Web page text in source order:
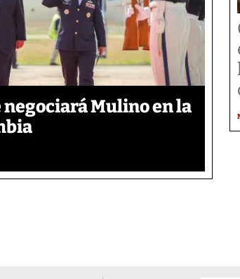
Mulino en la